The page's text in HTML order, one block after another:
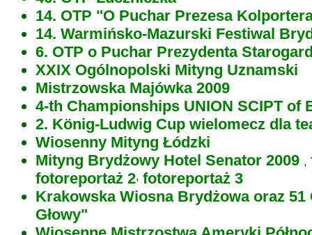
14. OTP "O Puchar Prezesa
14. Warmińsko-Mazurski Festiwal
6. OTP o Puchar Prezydenta
XXIX Ogólnopolski Mityng Uznamski
Mistrzowska Majówka 2009
4-th Championships UNION SCIPT of
2. König-Ludwig Cup wielomecz dla
Wiosenny Mityng Łódzki
Mityng Brydżowy Hotel Senator 2009 ,
fotoreportaż 2, fotoreportaż 3
Krakowska Wiosna Brydżowa oraz 51
Głowy"